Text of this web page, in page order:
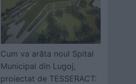
Cum va arăta noul Spital
Municipal din Lugoj,
proiectat de TESSERACT: